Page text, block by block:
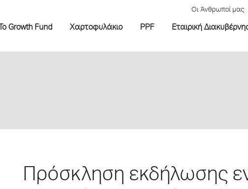
Οι Άνθρωποί μας
Το Growth Fund Χαρτοφυλάκιο PPF Εταιρική
Πρόσκληση εκδήλωσης